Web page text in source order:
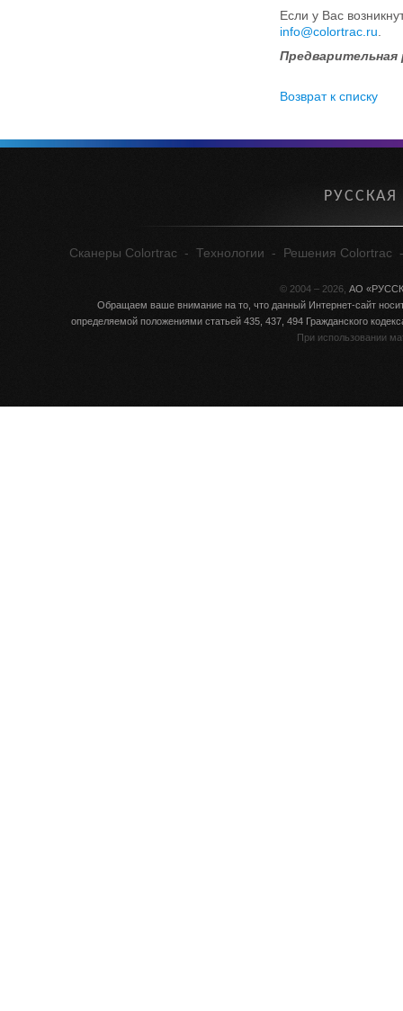
Если у Вас
info@colortrac.ru.
Предварительная
Возврат к списку
Сканеры Colortrac - Технологии - Решения Colortrac
© 2004 – 2026, АО
Обращаем ваше внимание на то, что данный Интернет-сайт
определяемой положениями статьей 435, 437, 494 Гражданского
При использовании